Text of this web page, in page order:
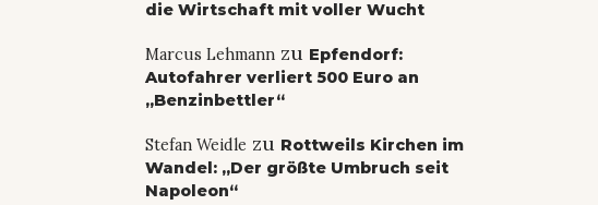
die Wirtschaft mit voller Wucht
Marcus Lehmannzu Epfendorf:
Autofahrer verliert 500 Euro an
„Benzinbettler“
Stefan Weidle zu Rottweils Kirchen im
Wandel: „Der größte Umbruch seit
Napoleon“